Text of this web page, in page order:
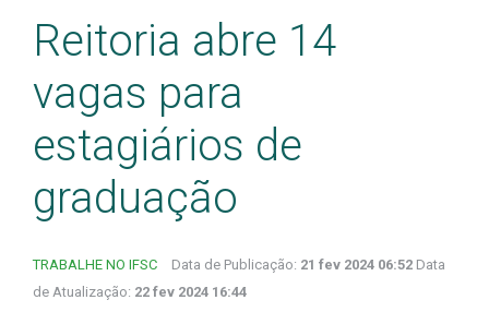
Reitoria abre 14
vagas para
estagiários de
graduação
TRABALHE NO IFSC Data de Publicação: 21 fev 2024 06:52 Data
de Atualização: 22 fev 2024 16:44